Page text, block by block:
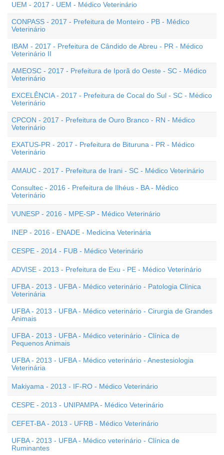
UEM - 2017 - UEM - Médico Veterinário
CONPASS - 2017 - Prefeitura de Monteiro - PB - Médico
Veterinário
IBAM - 2017 - Prefeitura de Cândido de Abreu - PR - Médico
Veterinário II
AMEOSC - 2017 - Prefeitura de Iporã do Oeste - SC - Médico
Veterinário
EXCELÊNCIA - 2017 - Prefeitura de Cocal do Sul - SC - Médico
Veterinário
CPCON - 2017 - Prefeitura de Ouro Branco - RN - Médico
Veterinário
EXATUS-PR - 2017 - Prefeitura de Bituruna - PR - Médico
Veterinário
AMAUC - 2017 - Prefeitura de Irani - SC - Médico Veterinário
Consultec - 2016 - Prefeitura de Ilhéus - BA - Médico
Veterinário
VUNESP - 2016 - MPE-SP - Médico Veterinário
INEP - 2016 - ENADE - Medicina Veterinária
CESPE - 2014 - FUB - Médico Veterinário
ADVISE - 2013 - Prefeitura de Exu - PE - Médico Veterinário
UFBA - 2013 - UFBA - Médico veterinário - Patologia Clínica
Veterinária
UFBA - 2013 - UFBA - Médico veterinário - Cirurgia de Grandes
Animais
UFBA - 2013 - UFBA - Médico veterinário - Clínica de
Pequenos Animais
UFBA - 2013 - UFBA - Médico veterinário - Anestesiologia
Veterinária
Makiyama - 2013 - IF-RO - Médico Veterinário
CESPE - 2013 - UNIPAMPA - Médico Veterinário
CEFET-BA - 2013 - UFRB - Médico Veterinário
UFBA - 2013 - UFBA - Médico veterinário - Clínica de
Ruminantes